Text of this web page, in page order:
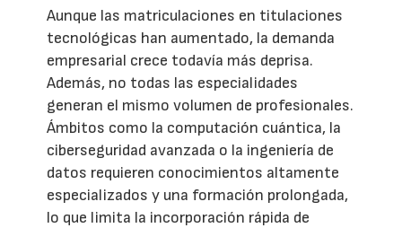
Aunque las matriculaciones en titulaciones
tecnológicas han aumentado, la demanda
empresarial crece todavía más deprisa.
Además, no todas las especialidades
generan el mismo volumen de profesionales.
Ámbitos como la computación cuántica, la
ciberseguridad avanzada o la ingeniería de
datos requieren conocimientos altamente
especializados y una formación prolongada,
lo que limita la incorporación rápida de